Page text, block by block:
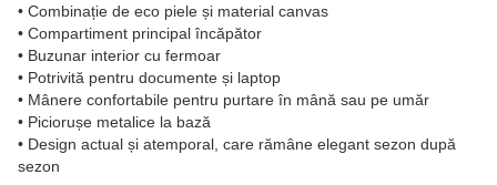
• Combinație de eco piele și material canvas
• Compartiment principal încăpător
• Buzunar interior cu fermoar
• Potrivită pentru documente și laptop
• Mânere confortabile pentru purtare în mână sau pe umăr
• Piciorușe metalice la bază
• Design actual și atemporal, care rămâne elegant sezon după
sezon